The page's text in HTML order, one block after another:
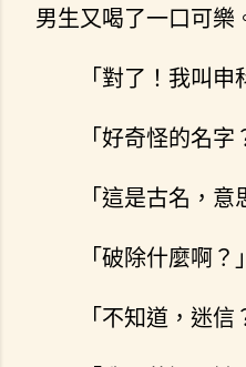
男生又喝了一口可樂
「對了！我叫
「好奇怪的名
「這是古名，意
「破除什麼啊
「不知道，迷